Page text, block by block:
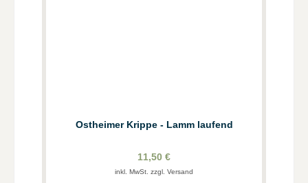
Ostheimer Krippe - Lamm laufend
11,50 €
inkl. MwSt. zzgl. Versand